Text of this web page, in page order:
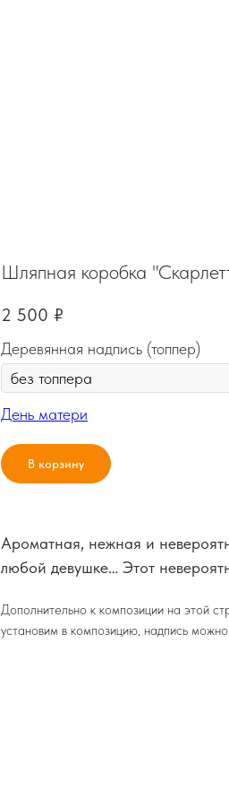
Шляпная коробка
2 500 ₽
Деревянная надпись (топпер)
День матери
В корзину
Ароматная, нежная и
любой девушке… Этот
Дополнительно к композиции на этой
установим в композицию, надпись